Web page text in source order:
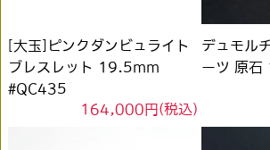
[大玉]ピンクダンビュライト
ブレスレット 19.5mm
#QC435
164,000円(税込)
デュモル
ーツ 原